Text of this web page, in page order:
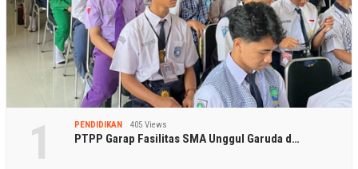
1 PENDIDIKAN 405 Views
PTPP Garap Fasilitas SMA Unggul Garuda d…